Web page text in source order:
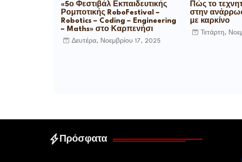
«5ο Φεστιβάλ Εκπαιδευτικής
Ρομποτικής RoboFestival –
Robotics – Coding – Engineering
– Maths» στο Καρπενήσι
Δευτέρα, Νοεμβρίου 17, 2025
Πώς το
στην
με καρκίνο
Τετάρτη,
Πρόσφατα